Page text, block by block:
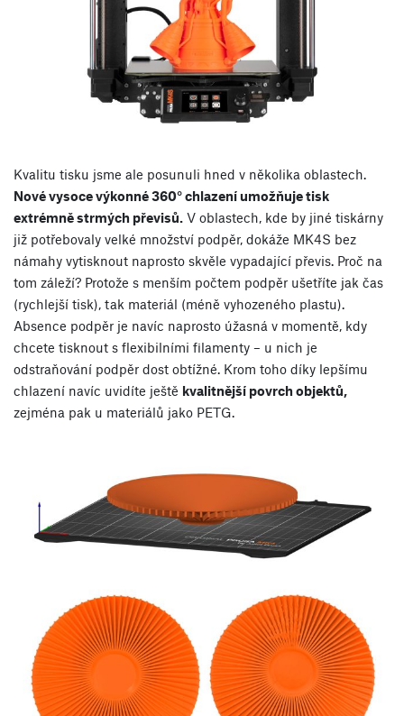
Kvalitu tisku jsme ale posunuli hned v několika oblastech.
Nové vysoce výkonné 360° chlazení umožňuje tisk
extrémně strmých převisů. V oblastech, kde by jiné tiskárny
již potřebovaly velké množství podpěr, dokáže MK4S bez
námahy vytisknout naprosto skvěle vypadající převis. Proč na
tom záleží? Protože s menším počtem podpěr ušetříte jak čas
(rychlejší tisk), tak materiál (méně vyhozeného plastu).
Absence podpěr je navíc naprosto úžasná v momentě, kdy
chcete tisknout s flexibilními filamenty – u nich je
odstraňování podpěr dost obtížné. Krom toho díky lepšímu
chlazení navíc uvidíte ještě kvalitnější povrch objektů,
zejména pak u materiálů jako PETG.